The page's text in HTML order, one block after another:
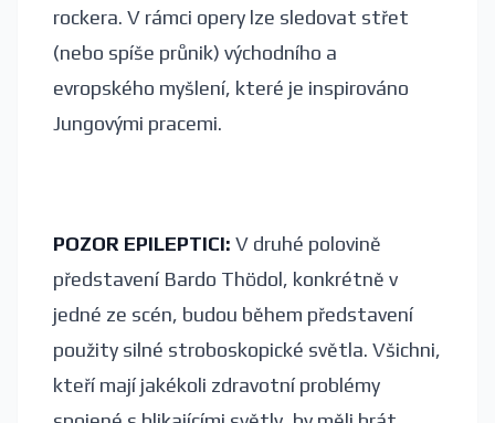
rockera. V rámci opery lze sledovat střet
(nebo spíše průnik) východního a
evropského myšlení, které je inspirováno
Jungovými pracemi.
POZOR EPILEPTICI: V druhé polovině
představení Bardo Thödol, konkrétně v
jedné ze scén, budou během představení
použity silné stroboskopické světla. Všichni,
kteří mají jakékoli zdravotní problémy